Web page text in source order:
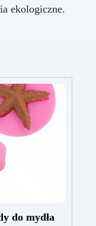
ekologiczne.
do mydła